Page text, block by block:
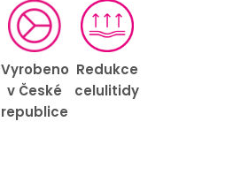
Vyrobeno
v České
republice
Redukce
celulitidy